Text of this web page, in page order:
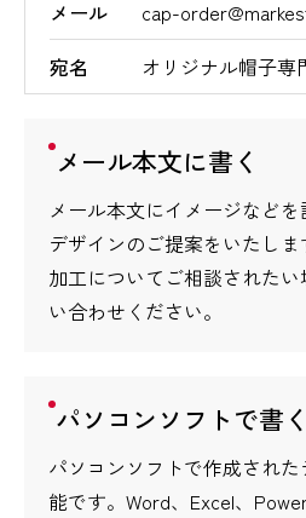
メール
cap-
宛名
オリジナル帽子専
メール本文に書く
メール本文にイメージなどを
デザインのご提案をいたしま
加工についてご相談された
い合わせください。
パソコンソフトで書く
パソコンソフトで作成され
能です。Word、Excel、